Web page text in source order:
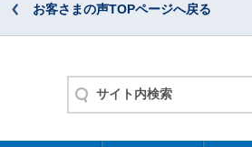
お客さまの声TOPページへ戻る